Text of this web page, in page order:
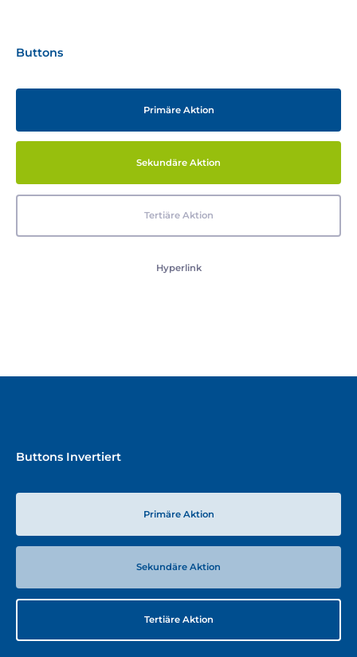
Buttons
Primäre Aktion
Sekundäre Aktion
Tertiäre Aktion
Hyperlink
Buttons Invertiert
Primäre Aktion
Sekundäre Aktion
Tertiäre Aktion